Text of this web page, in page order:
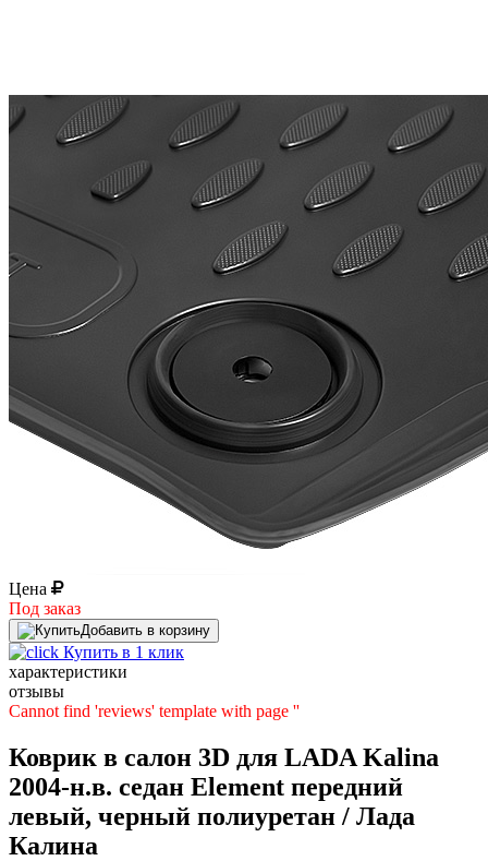
Цена
Под заказ
Добавить в корзину
Купить в 1 клик
характеристики
отзывы
Cannot find 'reviews' template with page ''
Коврик в салон 3D для LADA Kalina
2004-н.в. седан Element передний
левый, черный полиуретан / Лада
Калина